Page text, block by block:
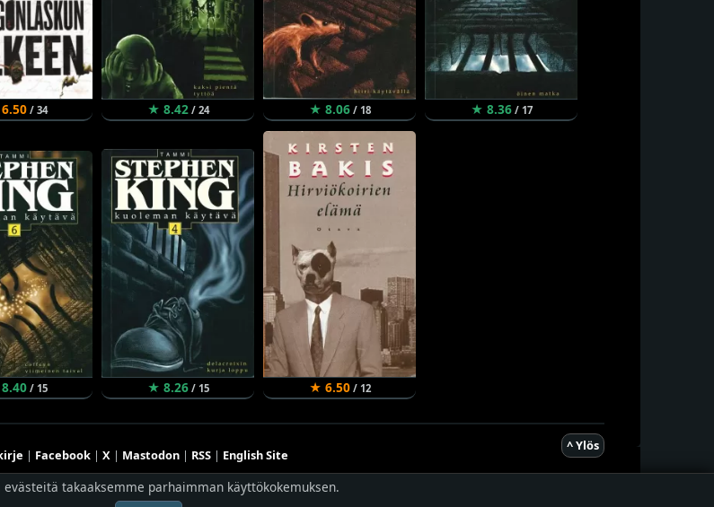
/ 34 ★ 8.42/ 24 ★ 8.06/ 18 ★ 8.36/ 17
/ 15 ★ 8.26/ 15 ★ 6.50/ 12
^ Ylös
| Facebook| X| Mastodon| RSS| English Site
tarjoaaPlaneetta Internet Oy
- 2026 Risingshadow. Kaikki oikeudet pidätetään.
takaaksemme parhaimman käyttökokemuksen.